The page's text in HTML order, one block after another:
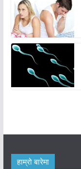
हाम्रो बारेमा